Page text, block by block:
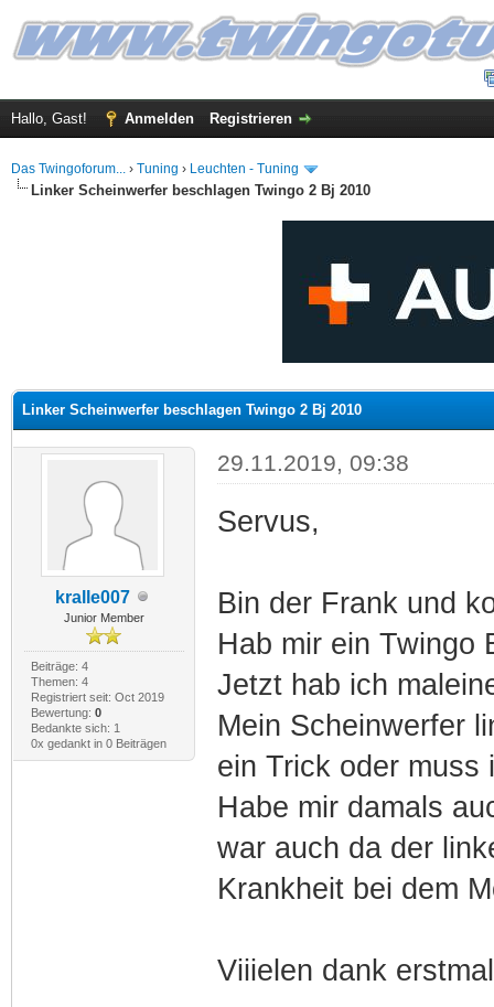
Hallo, Gast! Anmelden Registrieren
Das Twingoforum... › Tuning › Leuchten - Tuning
Linker Scheinwerfer beschlagen Twingo 2 Bj 2010
Linker Scheinwerfer beschlagen Twingo 2 Bj 2010
kralle007
Junior Member
Beiträge: 4
Themen: 4
Registriert seit: Oct 2019
Bewertung: 0
Bedankte sich: 1
0x gedankt in 0 Beiträgen
29.11.2019, 09:38
Servus,
Bin der Frank und
Hab mir ein Twingo
Jetzt hab ich
Mein Scheinwerfer
ein Trick oder muss
Habe mir damals
war auch da der
Krankheit bei dem
Viiielen dank